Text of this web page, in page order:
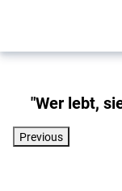
"Wer lebt,
Previous